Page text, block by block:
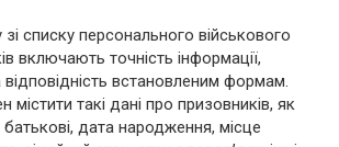
списку персонального військового
включають точність інформації,
встановленим формам.
такі дані про призовників, як
батькові, дата народження, місце